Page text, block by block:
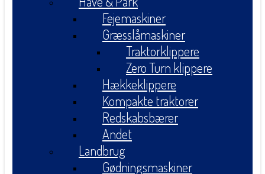
Fejemaskiner
Græsslåmaskiner
Traktorklippere
Zero Turn klippere
Hækkeklippere
Kompakte traktorer
Redskabsbærer
Andet
Landbrug
Gødningsmaskiner